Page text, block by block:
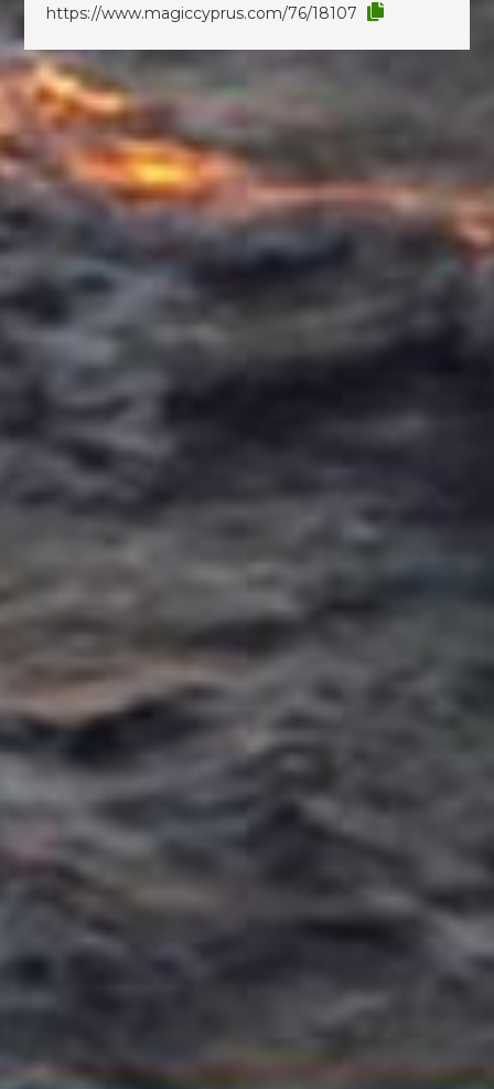
https://www.magiccyprus.com/76/18107